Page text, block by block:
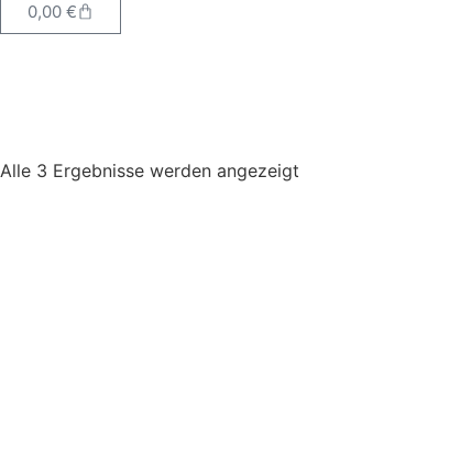
0,00 €
Alle 3 Ergebnisse werden angezeigt